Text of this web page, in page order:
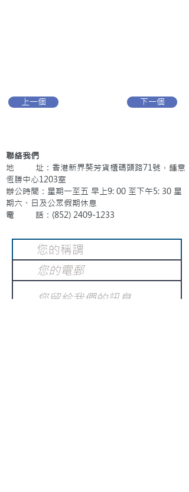
上一個 下一個
聯絡我們
地 址：香港新界葵芳貨櫃碼頭路71號，鍾意
恆勝中心1203室
辦公時間：星期一至五 早上9: 00 至下午5: 30 星
期六、日及公眾假期休息
電 話：(852) 2409-1233